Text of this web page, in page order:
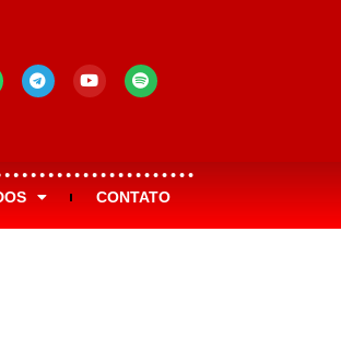
CONTATO